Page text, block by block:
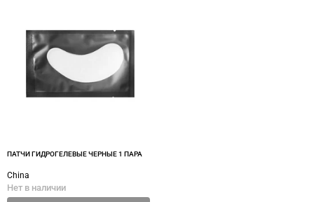
ПАТЧИ ГИДРОГЕЛЕВЫЕ ЧЕРНЫЕ 1 ПАРА
China
Нет в наличии